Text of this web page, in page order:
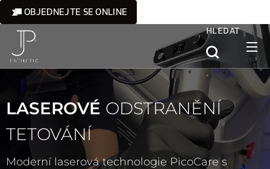
OBJEDNEJTE SE ONLINE
HLEDAT
LASEROVÉ ODSTRANĚNÍ
TETOVÁNÍ
Moderní laserová technologie PicoCare s